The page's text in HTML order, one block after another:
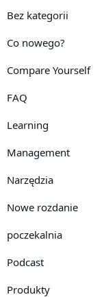
Bez kategorii
Co nowego?
Compare Yourself
FAQ
Learning
Management
Narzędzia
Nowe rozdanie
poczekalnia
Podcast
Produkty